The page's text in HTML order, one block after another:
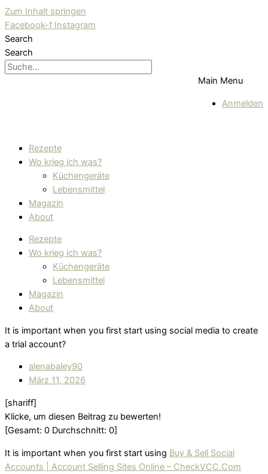
Zum Inhalt springen
Facebook-f Instagram
Search
Search
Main Menu
Anmelden
Rezepte
Wo krieg ich was?
Küchengeräte
Lebensmittel
Magazin
About
Rezepte
Wo krieg ich was?
Küchengeräte
Lebensmittel
Magazin
About
It is important when you first start using social media to create
a trial account?
alenabaley90
März 11, 2026
[shariff]
Klicke, um diesen Beitrag zu bewerten!
[Gesamt: 0 Durchschnitt: 0]
It is important when you first start using Buy & Sell Social
Accounts | Account Selling Sites Online – CheckVCC.Com